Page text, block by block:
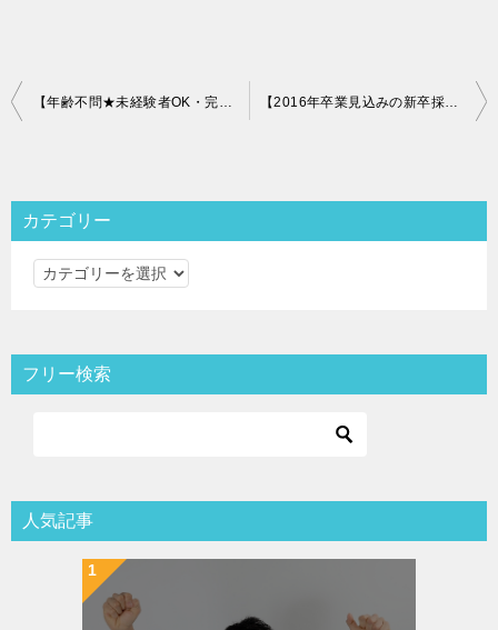
投
ビ
ゲ
ン
【年齢不問★未経験者OK・完全週休2日制】株式会社上里建設 営業職の求人情報 【2016年卒業見込みの新卒採用】王子不動産株式会社の求人情報ご紹介
カテゴリー
カ
リ
ー
フリー検索
人気記事